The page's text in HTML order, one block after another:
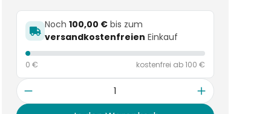
Noch100,00 € bis zum
versandkostenfreien Einkauf
0 € kostenfrei ab 100 €
Anzahl